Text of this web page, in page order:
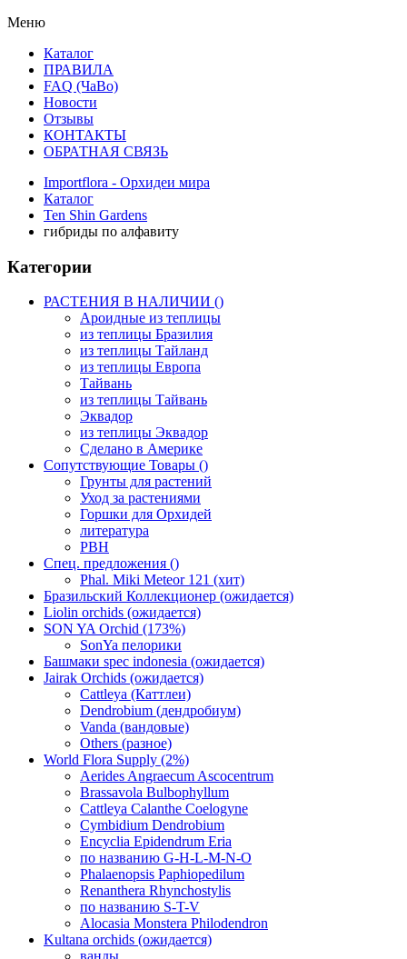
Меню
Каталог
ПРАВИЛА
FAQ (ЧаВо)
Новости
Отзывы
КОНТАКТЫ
ОБРАТНАЯ СВЯЗЬ
Importflora - Орхидеи мира
Каталог
Ten Shin Gardens
гибриды по алфавиту
Категории
РАСТЕНИЯ В НАЛИЧИИ ()
Ароидные из теплицы
из теплицы Бразилия
из теплицы Тайланд
из теплицы Европа
Тайвань
из теплицы Тайвань
Эквадор
из теплицы Эквадор
Сделано в Америке
Сопутствующие Товары ()
Грунты для растений
Уход за растениями
Горшки для Орхидей
литература
РВН
Спец. предложения ()
Phal. Miki Meteor 121 (хит)
Бразильский Коллекционер (ожидается)
Liolin orchids (ожидается)
SON YA Orchid (173%)
SonYa пелорики
Башмаки spec indonesia (ожидается)
Jairak Orchids (ожидается)
Cattleya (Каттлеи)
Dendrobium (дендробиум)
Vanda (вандовые)
Others (разное)
World Flora Supply (2%)
Aerides Angraecum Ascocentrum
Brassavola Bulbophyllum
Cattleya Calanthe Coelogyne
Cymbidium Dendrobium
Encyclia Epidendrum Eria
по названию G-H-L-M-N-O
Phalaenopsis Paphiopedilum
Renanthera Rhynchostylis
по названию S-T-V
Alocasia Monstera Philodendron
Kultana orchids (ожидается)